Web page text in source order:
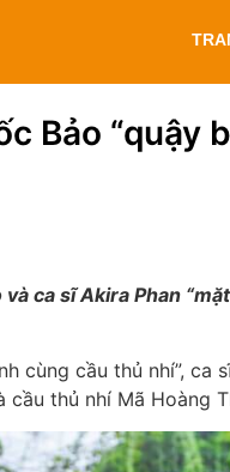
Bảo “quậy
ca sĩ Akira Phan
cùng cầu thủ nhí”, ca
thủ nhí Mã Hoàng